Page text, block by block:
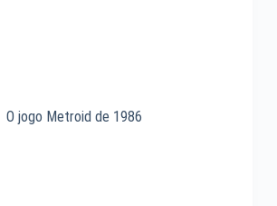
O jogo Metroid de 1986